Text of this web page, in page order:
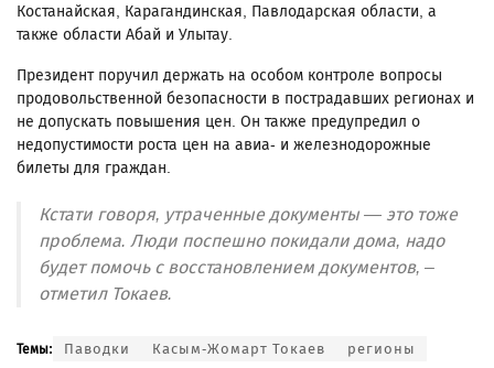
Костанайская, Карагандинская, Павлодарская области, а
также области Абай и Улытау.
Президент поручил держать на особом контроле вопросы
продовольственной безопасности в пострадавших регионах и
не допускать повышения цен. Он также предупредил о
недопустимости роста цен на авиа- и железнодорожные
билеты для граждан.
Кстати говоря, утраченные документы — это тоже
проблема. Люди поспешно покидали дома, надо
будет помочь с восстановлением документов, –
отметил Токаев.
Темы: Паводки Касым-Жомарт Токаев регионы